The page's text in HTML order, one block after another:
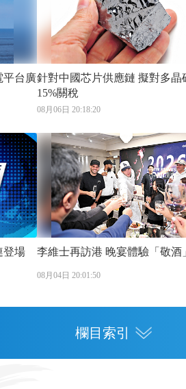
平台廣針對中國芯片供應鏈 擬對多晶矽加徵
15%關稅
08月06日 20:18:20
登場 李維士再訪港 晚宴體驗「
08月04日 20:01:50
欄目索引